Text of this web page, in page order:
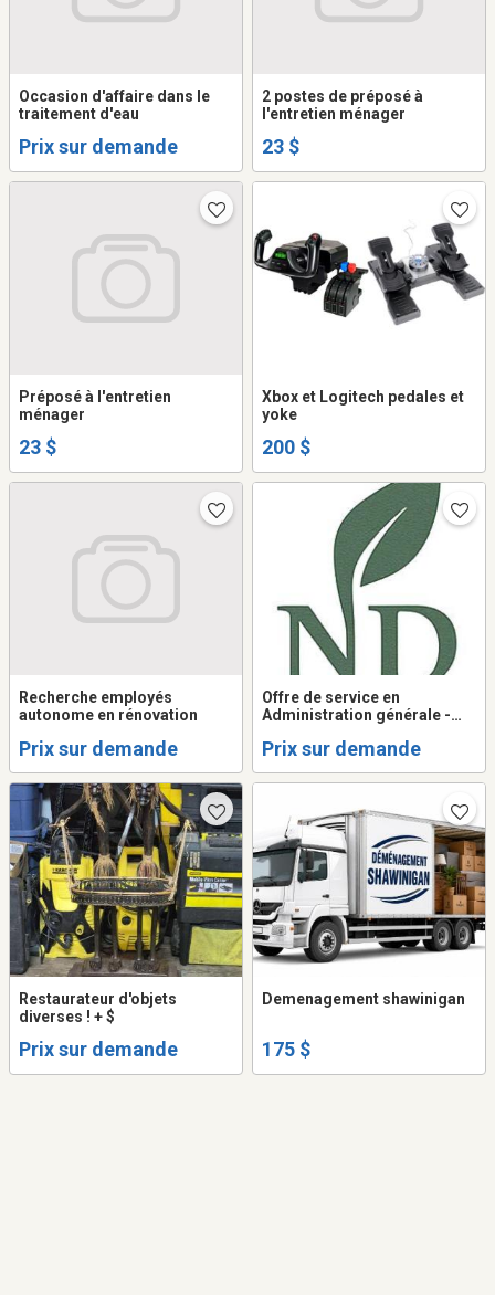
Occasion d'affaire dans le
traitement d'eau
Prix sur demande
2 postes de préposé à
l'entretien ménager
23 $
Préposé à l'entretien
ménager
23 $
Xbox et Logitech pedales et
yoke
200 $
Recherche employés
autonome en rénovation
Prix sur demande
Offre de service en
Administration générale -
général
Prix sur demande
Restaurateur d'objets
diverses ! + $
Prix sur demande
Demenagement shawinigan
175 $